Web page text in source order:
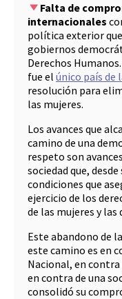
Falta de
internacionales
política exterior
gobiernos
Derechos
fue el único país de
resolución para
las mujeres.
Los avances que
camino de una
respeto son
sociedad que,
condiciones que
ejercicio de los
de las mujeres y las
Este abandono de
este camino es en
Nacional, en contra
en contra de una
consolidó su